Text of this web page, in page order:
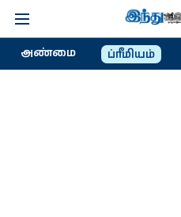
அண்மை ப்ரீமியம்